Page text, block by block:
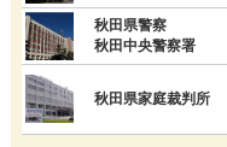
秋田県警察
秋田中央警察署
秋田県家庭裁判所